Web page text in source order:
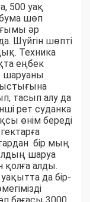
500 уақ
шөп
әр
Шүйгін шөпті
Техника
еңбек
шаруаны
тасып алу да
рет суданка
өнім береді
бір мың
шаруа
қолға алды.
да бір-